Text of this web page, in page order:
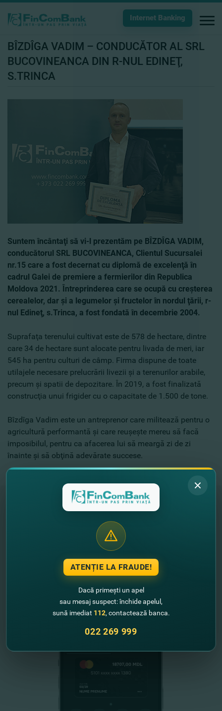
Internet Banking
BÎZDÎGA VADIM – CONDUCĂTOR AL SRL
BUCOVINEANCA DIN R-NUL EDINEŢ,
S.TRINCA
Suntem încântaţi să vi-l prezentăm pe BÎZDÎGA VADIM,
conducătorul SRL BUCOVINEANCA, Clientul Sucursalei
nr.15 care a fost decernat cu diplomă de excelenţă în
cadrul Galei de premiere a fermierilor din Republica
Moldova 2021. Întreprinderea care se ocupă cu creşterea
cerealelor, dar şi a legumelor şi fructelor în nordul ţării, r-
nul Edineţ, s.Trinca, a fost fondată în decembrie 2004.
Suprafaţa terenului cultivat este de 578 de hectare, dintre
care 34 de hectare sunt alocate pentru livada de meri, iar
545 ha pentru culturi de câmp. Firma dispune de toate
utilajele necesare prelucrării livezii şi a terenurilor arabile,
precum şi spatii de depozitare. În 2019, a fost finalizată
construcţia unui frigider cu o capacitate de 1.500 de tone.
Bîzdîga Vadim este un antreprenor care militează pentru o
agricultură performantă şi care reuşeşte mereu să facă
imposibilul, pentru ca afacerea lui să meargă zi de zi
înainte şi să obţină adevărate succese.
"FinComBank" S.A. este membră a
Schemei de Garantare a Depozitelor
din Republica Moldova
FinComPay Mobile
ATENȚIE LA FRAUDE!
Dacă primești un apel
sau mesaj suspect: închide apelul,
sună imediat 112, contactează banca.
022 269 999